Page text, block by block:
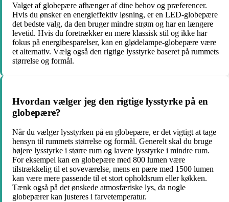
Valget af globepære afhænger af dine behov og præferencer.
Hvis du ønsker en energieffektiv løsning, er en LED-globepære
det bedste valg, da den bruger mindre strøm og har en længere
levetid. Hvis du foretrækker en mere klassisk stil og ikke har
fokus på energibesparelser, kan en glødelampe-globepære være
et alternativ. Vælg også den rigtige lysstyrke baseret på rummets
størrelse og formål.
Hvordan vælger jeg den rigtige lysstyrke på en
globepære?
Når du vælger lysstyrken på en globepære, er det vigtigt at tage
hensyn til rummets størrelse og formål. Generelt skal du bruge
højere lysstyrke i større rum og lavere lysstyrke i mindre rum.
For eksempel kan en globepære med 800 lumen være
tilstrækkelig til et soveværelse, mens en pære med 1500 lumen
kan være mere passende til et stort opholdsrum eller køkken.
Tænk også på det ønskede atmosfæriske lys, da nogle
globepærer kan justeres i farvetemperatur.